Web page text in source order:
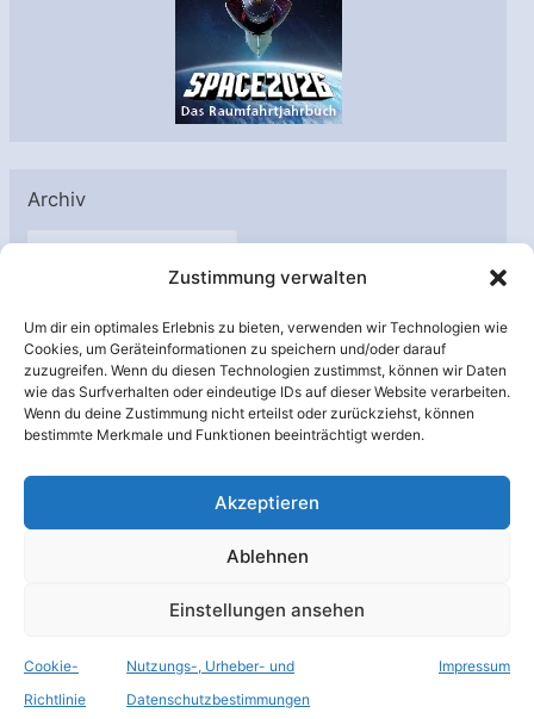
Zustimmung verwalten
Um dir ein optimales Erlebnis zu bieten, verwenden wir Technologien wie
Cookies, um Geräteinformationen zu speichern und/oder darauf
zuzugreifen. Wenn du diesen Technologien zustimmst, können wir Daten
wie das Surfverhalten oder eindeutige IDs auf dieser Website verarbeiten.
Wenn du deine Zustimmung nicht erteilst oder zurückziehst, können
bestimmte Merkmale und Funktionen beeinträchtigt werden.
Akzeptieren
Ablehnen
Einstellungen ansehen
Cookie-
Richtlinie
Nutzungs-, Urheber- und
Datenschutzbestimmungen
Impressum
Archiv
A
h
i
v
Unterstützt von:
© Raumfahrer Net e.V. 2026